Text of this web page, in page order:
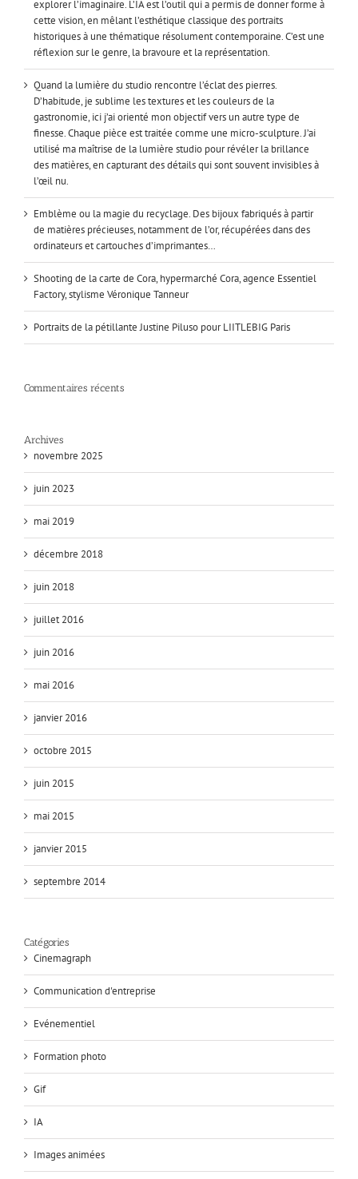
explorer l’imaginaire. L’IA est l’outil qui a permis de donner forme à
cette vision, en mêlant l’esthétique classique des portraits
historiques à une thématique résolument contemporaine. C’est une
réflexion sur le genre, la bravoure et la représentation.
Quand la lumière du studio rencontre l’éclat des pierres.
D’habitude, je sublime les textures et les couleurs de la
gastronomie, ici j’ai orienté mon objectif vers un autre type de
finesse. Chaque pièce est traitée comme une micro-sculpture. J’ai
utilisé ma maîtrise de la lumière studio pour révéler la brillance
des matières, en capturant des détails qui sont souvent invisibles à
l’œil nu.
Emblème ou la magie du recyclage. Des bijoux fabriqués à partir
de matières précieuses, notamment de l’or, récupérées dans des
ordinateurs et cartouches d’imprimantes…
Shooting de la carte de Cora, hypermarché Cora, agence Essentiel
Factory, stylisme Véronique Tanneur
Portraits de la pétillante Justine Piluso pour LIITLEBIG Paris
Commentaires récents
Archives
novembre 2025
juin 2023
mai 2019
décembre 2018
juin 2018
juillet 2016
juin 2016
mai 2016
janvier 2016
octobre 2015
juin 2015
mai 2015
janvier 2015
septembre 2014
Catégories
Cinemagraph
Communication d'entreprise
Evénementiel
Formation photo
Gif
IA
Images animées